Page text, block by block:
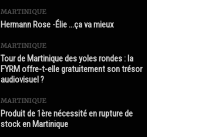
MARTINIQUE
Hermann Rose -Élie …ça va mieux
MARTINIQUE
Tour de Martinique des yoles rondes : la
FYRM offre-t-elle gratuitement son trésor
audiovisuel ?
MARTINIQUE
Produit de 1ère nécessité en rupture de
stock en Martinique